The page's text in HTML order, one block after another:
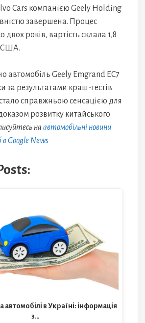
Cars компанією Geely Holding
завершена. Процес
двох років, вартість склала 1,8
США.
автомобіль Geely Emgrand EC7
за результатами краш-тестів
справжньою сенсацією для
розвитку китайського
на автомобільні новини
Google News
автомобілі в Україні: інформація
з…